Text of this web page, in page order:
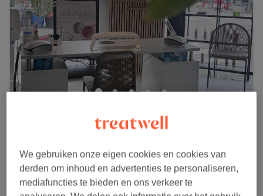
87 reviews
Gellak - Manicure
1 u 15 min
Kort overzicht salongegevens
We gebruiken onze eigen cookies en cookies van
derden om inhoud en advertenties te personaliseren,
mediafuncties te bieden en ons verkeer te